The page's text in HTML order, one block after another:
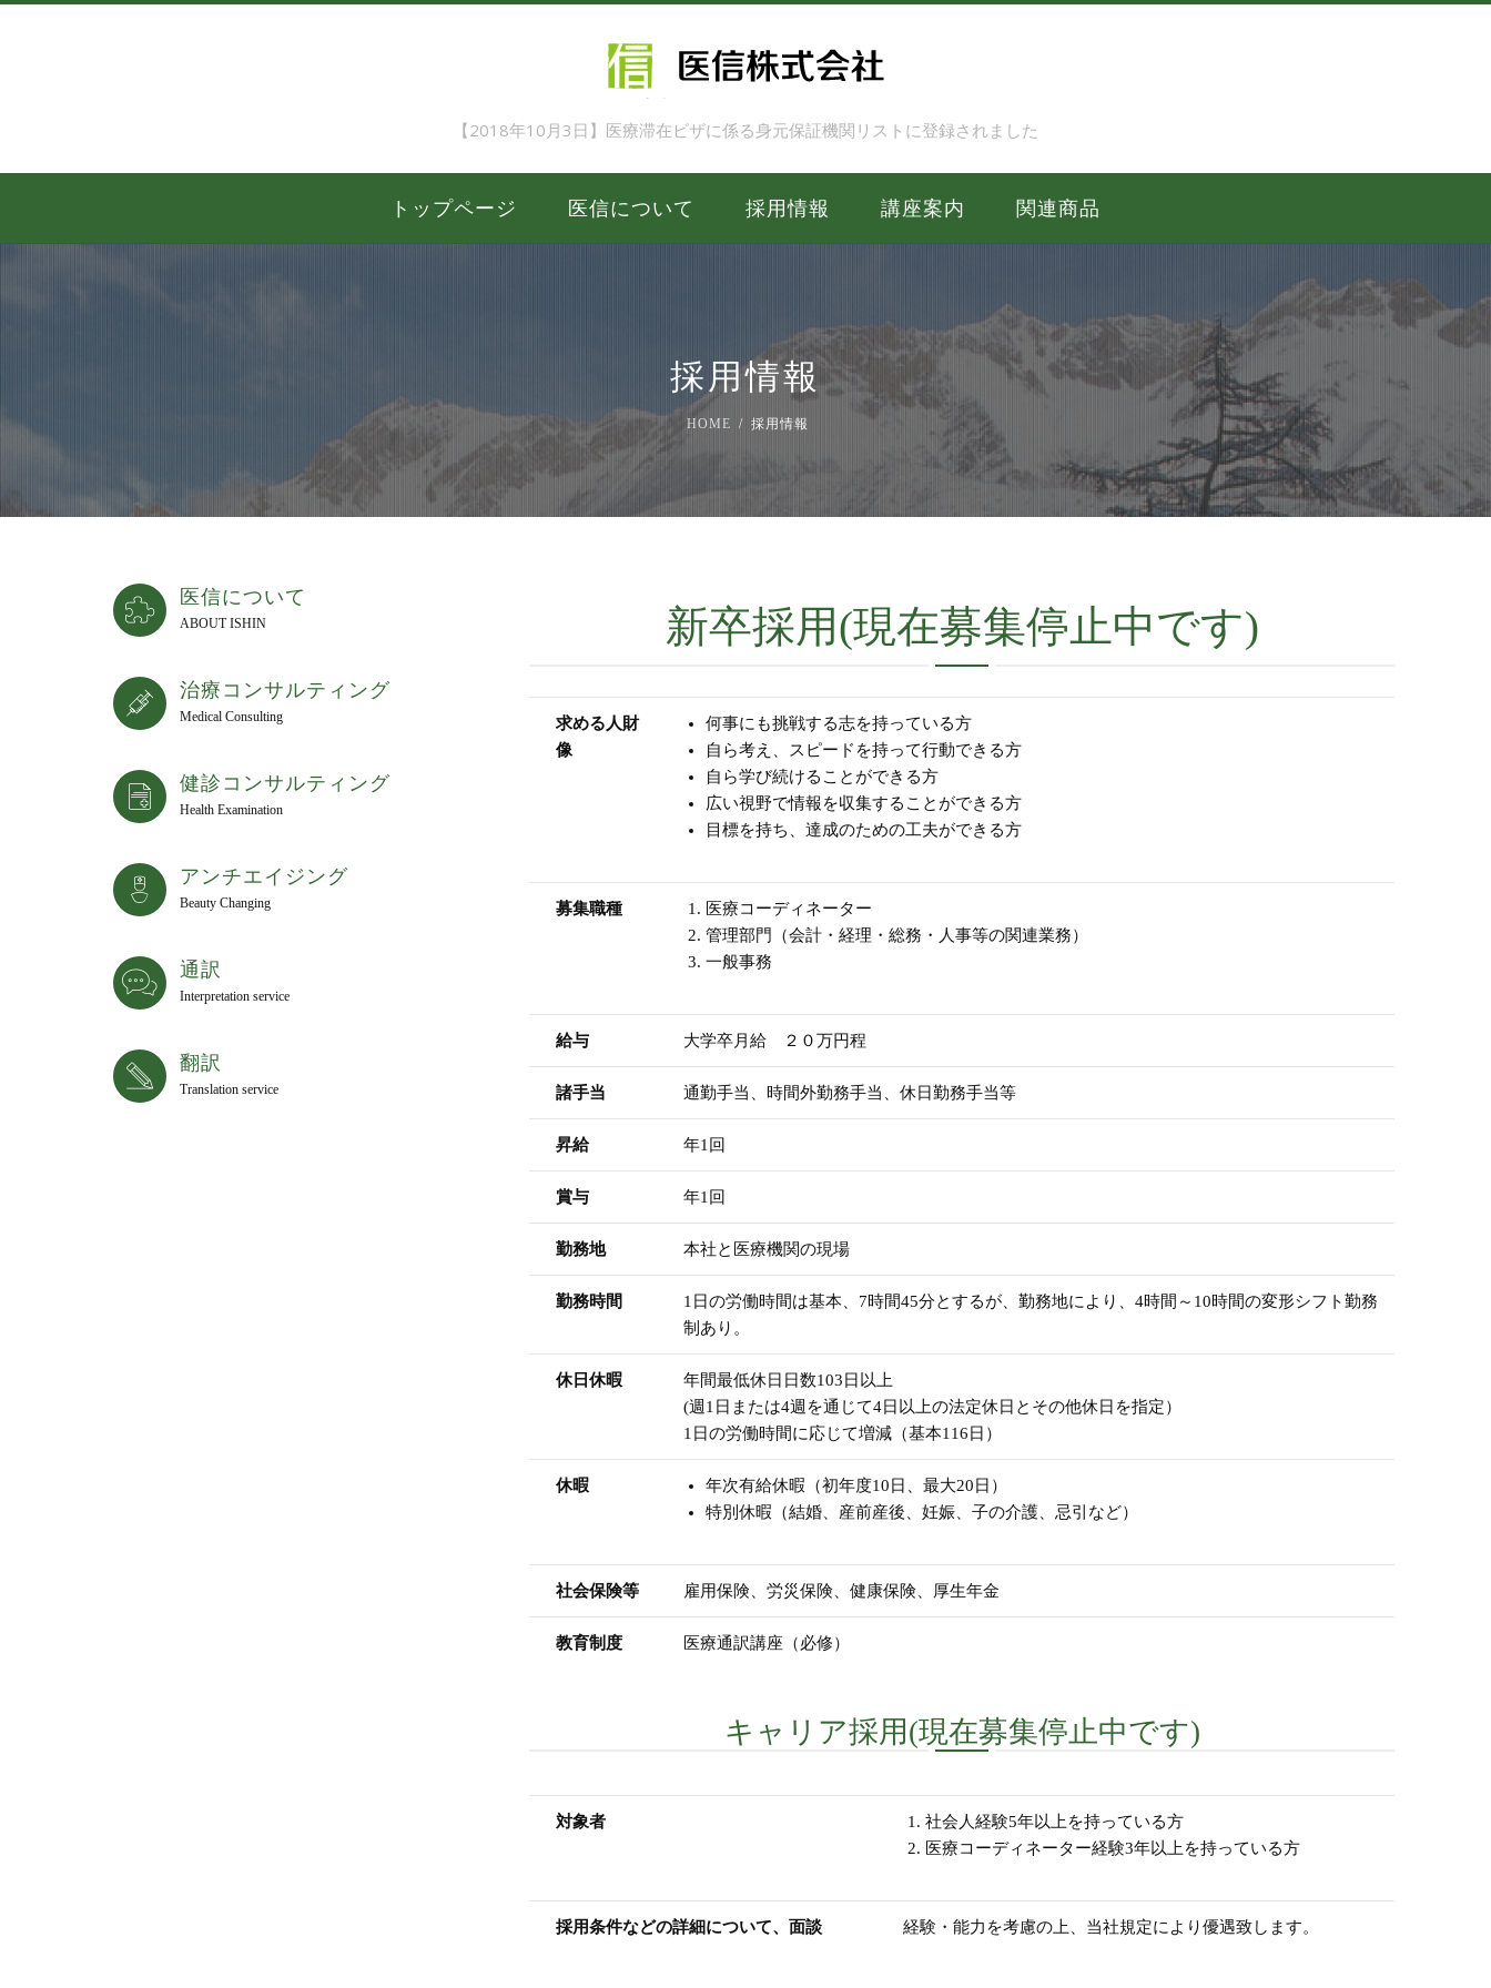
【2018年10月3日】医療滞在ビザに係る身元保証機関リストに登録されました
トップページ 医信について 採用情報 講座案内 関連商品
採用情報
HOME 採用情報
新卒採用(現在募集停止中です)
求める人財
像
何事にも挑戦する志を持っている方
自ら考え、スピードを持って行動できる方
自ら学び続けることができる方
広い視野で情報を収集することができる方
目標を持ち、達成のための工夫ができる方
募集職種
医療コーディネーター
管理部門（会計・経理・総務・人事等の関連業務）
一般事務
給与 大学卒月給 ２０万円程
諸手当 通勤手当、時間外勤務手当、休日勤務手当等
昇給 年1回
賞与 年1回
勤務地 本社と医療機関の現場
勤務時間
1日の労働時間は基本、7時間45分とするが、勤務地により、4時間～10時間の変形シフト勤務
制あり。
休日休暇
年間最低休日日数103日以上
(週1日または4週を通じて4日以上の法定休日とその他休日を指定）
1日の労働時間に応じて増減（基本116日）
休暇
年次有給休暇（初年度10日、最大20日）
特別休暇（結婚、産前産後、妊娠、子の介護、忌引など）
社会保険等 雇用保険、労災保険、健康保険、厚生年金
教育制度 医療通訳講座（必修）
キャリア採用(現在募集停止中です)
対象者
社会人経験5年以上を持っている方
医療コーディネーター経験3年以上を持っている方
採用条件などの詳細について、面談 経験・能力を考慮の上、当社規定により優遇致します。
医信について
ABOUT ISHIN
治療コンサルティング
Medical Consulting
健診コンサルティング
Health Examination
アンチエイジング
Beauty Changing
通訳
Interpretation service
翻訳
Translation service